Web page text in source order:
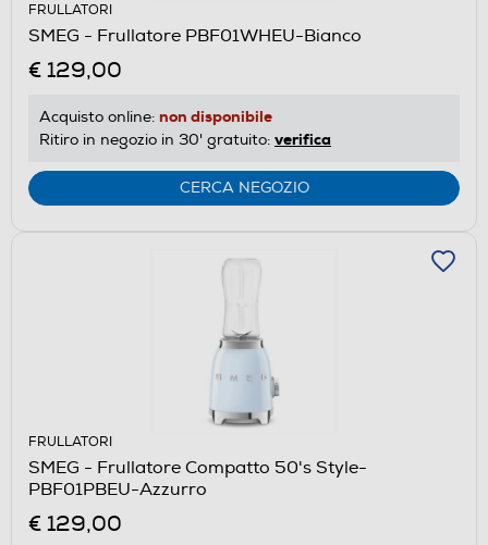
FRULLATORI
SMEG - Frullatore PBF01WHEU-Bianco
€ 129,00
Acquisto online: non disponibile
Ritiro in negozio in 30' gratuito: verifica
CERCA NEGOZIO
FRULLATORI
SMEG - Frullatore Compatto 50's Style-
PBF01PBEU-Azzurro
€ 129,00